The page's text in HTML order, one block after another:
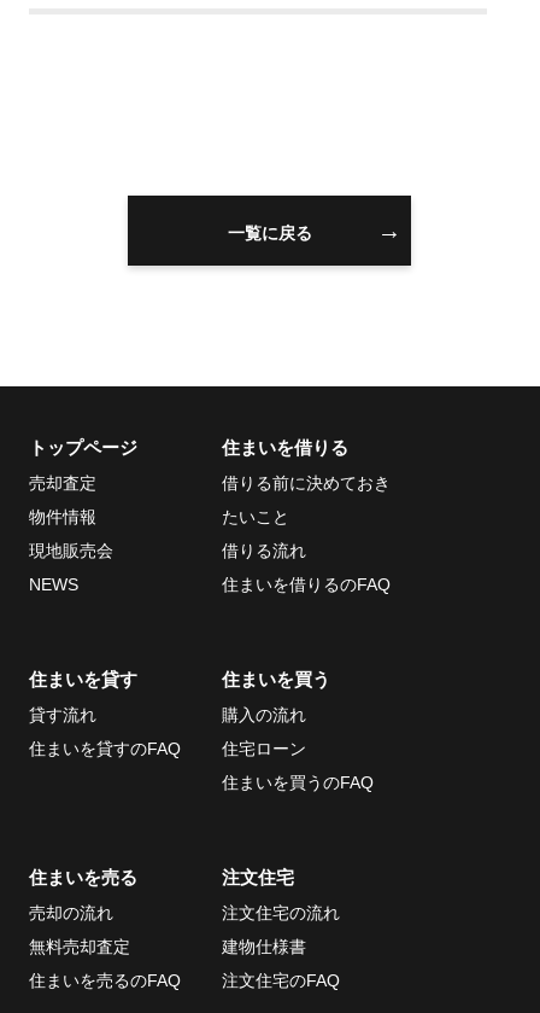
リフォーム
リフォームのFAQ
スタッフ情報
スタッフ紹介
スタッフブログ
当社について
会社概要
ECサイト
について
反社会的勢力排除条
お問い合わせ
一覧に戻る
トップページ
売却査定
物件情報
現地販売会
NEWS
住まいを借りる
借りる前に決めておき
たいこと
借りる流れ
住まいを借りるのFAQ
住まいを貸す
貸す流れ
住まいを貸すのFAQ
住まいを買う
購入の流れ
住宅ローン
住まいを買うのFAQ
住まいを売る
売却の流れ
無料売却査定
住まいを売るのFAQ
注文住宅
注文住宅の流れ
建物仕様書
注文住宅のFAQ